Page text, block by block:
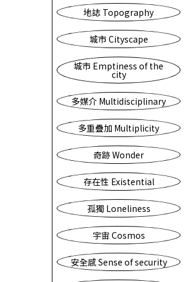
地誌 Topography
城市 Cityscape
城市 Emptiness of the
city
多媒介 Multidisciplinary
多重疊加 Multiplicity
奇跡 Wonder
存在性 Existential
孤獨 Loneliness
宇宙 Cosmos
安全感 Sense of security